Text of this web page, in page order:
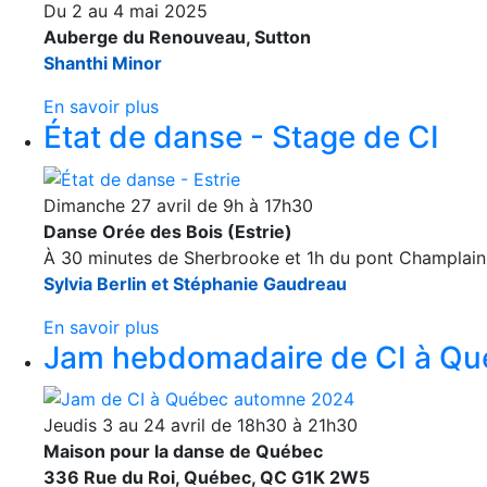
Du 2 au 4 mai 2025
Auberge du Renouveau, Sutton
Shanthi Minor
En savoir plus
État de danse - Stage de CI
Dimanche 27 avril de 9h à 17h30
Danse Orée des Bois (Estrie)
À 30 minutes de Sherbrooke et 1h du pont
Sylvia Berlin et Stéphanie Gaudreau
En savoir plus
Jam hebdomadaire de CI à
Jeudis 3 au 24 avril de 18h30 à 21h30
Maison pour la danse de Québec
336 Rue du Roi, Québec, QC G1K 2W5